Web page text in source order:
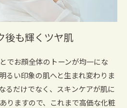
後も輝くツヤ肌
でお顔全体のトーンが均一にな
るい印象の肌へと生まれ変わりま
るだけでなく、スキンケアが肌に
りますので、これまで高価な化粧